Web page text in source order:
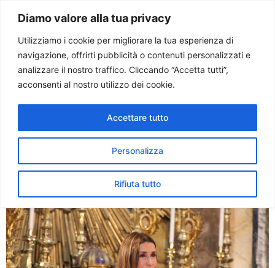
Diamo valore alla tua privacy
Utilizziamo i cookie per migliorare la tua esperienza di
navigazione, offrirti pubblicità o contenuti personalizzati e
analizzare il nostro traffico. Cliccando “Accetta tutti”,
acconsenti al nostro utilizzo dei cookie.
Personalizza
Rifiuta tutto
Accettare tutto
Paolo Ondarza
Tag:quaresime
Quaresima. Tornano i
Ritratti di Santi letti da Koll,
Base e Bocciarelli